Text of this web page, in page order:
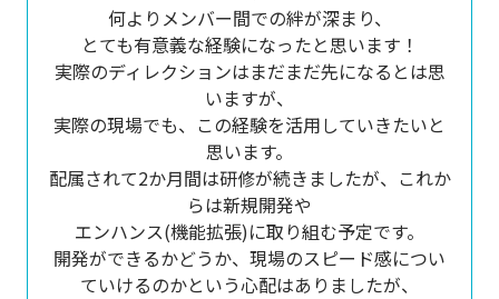
何よりメンバー間での絆が深まり、
とても有意義な経験になったと思います！
実際のディレクションはまだまだ先になるとは思
いますが、
実際の現場でも、この経験を活用していきたいと
思います。
配属されて2か月間は研修が続きましたが、これか
らは新規開発や
エンハンス(機能拡張)に取り組む予定です。
開発ができるかどうか、現場のスピード感につい
ていけるのかという心配はありましたが、